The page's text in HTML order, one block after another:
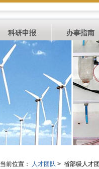
科研申报 办事指南
当前位置： 人才团队 > 省部级人才